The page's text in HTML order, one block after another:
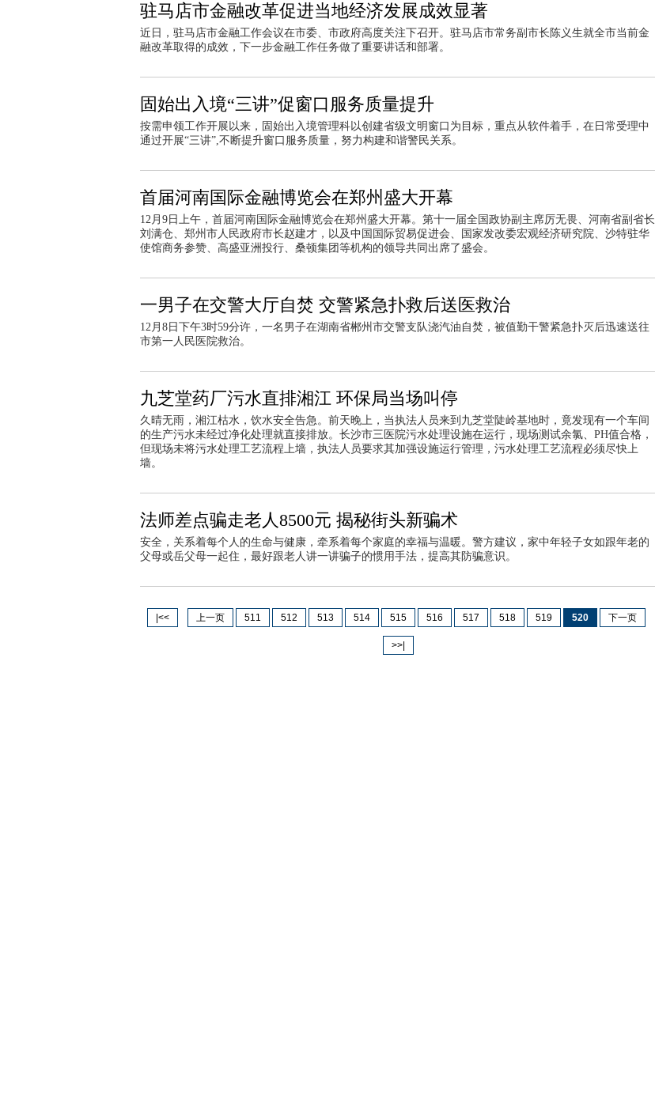
驻马店市金融改革促进当地经济发展成效显著
近日，驻马店市金融工作会议在市委、市政府高度关注下召开。驻马店市常务副市长陈义生就全市当前金
融改革取得的成效，下一步金融工作任务做了重要讲话和部署。
固始出入境“三讲”促窗口服务质量提升
按需申领工作开展以来，固始出入境管理科以创建省级文明窗口为目标，重点从软件着手，在日常受理中
通过开展“三讲”,不断提升窗口服务质量，努力构建和谐警民关系。
首届河南国际金融博览会在郑州盛大开幕
12月9日上午，首届河南国际金融博览会在郑州盛大开幕。第十一届全国政协副主席厉无畏、河南省副省长
刘满仓、郑州市人民政府市长赵建才，以及中国国际贸易促进会、国家发改委宏观经济研究院、沙特驻华
使馆商务参赞、高盛亚洲投行、桑顿集团等机构的领导共同出席了盛会。
一男子在交警大厅自焚 交警紧急扑救后送医救治
12月8日下午3时59分许，一名男子在湖南省郴州市交警支队浇汽油自焚，被值勤干警紧急扑灭后迅速送往
市第一人民医院救治。
九芝堂药厂污水直排湘江 环保局当场叫停
久晴无雨，湘江枯水，饮水安全告急。前天晚上，当执法人员来到九芝堂陡岭基地时，竟发现有一个车间
的生产污水未经过净化处理就直接排放。长沙市三医院污水处理设施在运行，现场测试余氯、PH值合格，
但现场未将污水处理工艺流程上墙，执法人员要求其加强设施运行管理，污水处理工艺流程必须尽快上
墙。
法师差点骗走老人8500元 揭秘街头新骗术
安全，关系着每个人的生命与健康，牵系着每个家庭的幸福与温暖。警方建议，家中年轻子女如跟年老的
父母或岳父母一起住，最好跟老人讲一讲骗子的惯用手法，提高其防骗意识。
|<< 上一页 511 512 513 514 515 516 517 518 519 520 下一页
>>|